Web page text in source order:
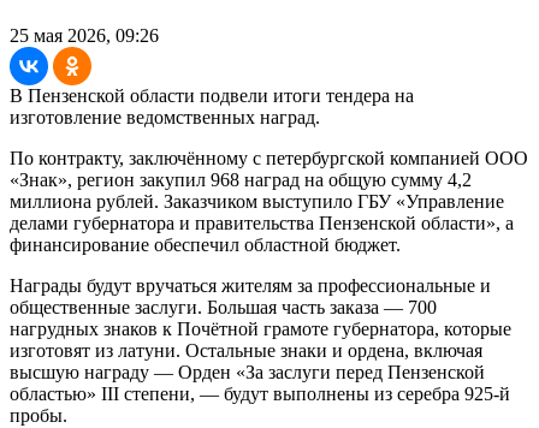
25 мая 2026, 09:26
В Пензенской области подвели итоги тендера на
изготовление ведомственных наград.
По контракту, заключённому с петербургской компанией ООО
«Знак», регион закупил 968 наград на общую сумму 4,2
миллиона рублей. Заказчиком выступило ГБУ «Управление
делами губернатора и правительства Пензенской области», а
финансирование обеспечил областной бюджет.
Награды будут вручаться жителям за профессиональные и
общественные заслуги. Большая часть заказа — 700
нагрудных знаков к Почётной грамоте губернатора, которые
изготовят из латуни. Остальные знаки и ордена, включая
высшую награду — Орден «За заслуги перед Пензенской
областью» III степени, — будут выполнены из серебра 925-й
пробы.